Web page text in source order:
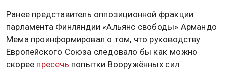
Ранее представитель оппозиционной фракции
парламента Финляндии «Альянс свободы» Армандо
Мема проинформировал о том, что руководству
Европейского Союза следовало бы как можно
скорее пресечь попытки Вооружённых сил